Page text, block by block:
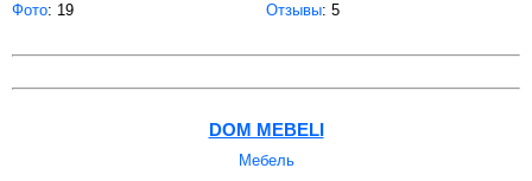
Фото: 19 Отзывы: 5
DOM MEBELI
Мебель